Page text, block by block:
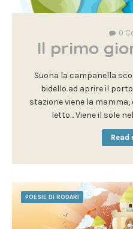
0
Il primo
Suona la campanella
bidello ad aprire il
stazione viene la
letto... Viene il sole
Read
POESIE DI RODARI